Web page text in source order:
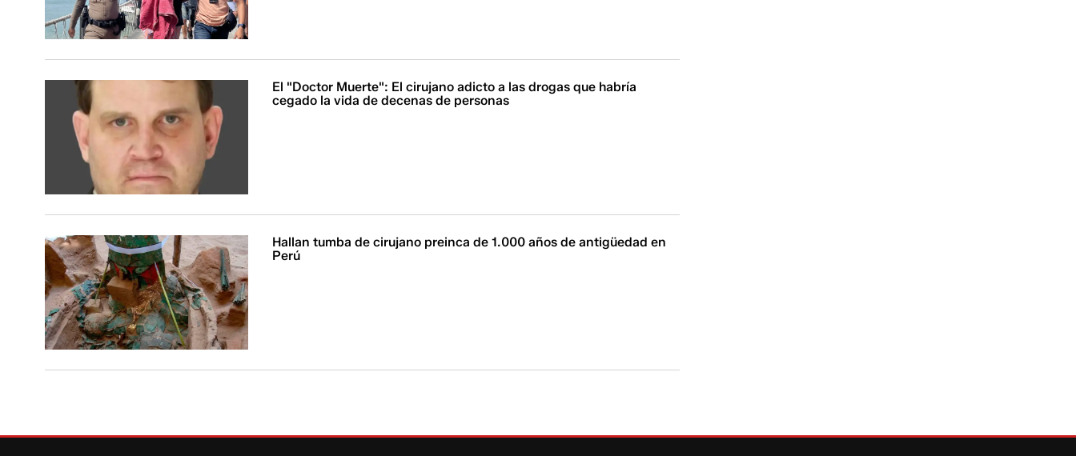
El "Doctor Muerte": El cirujano adicto a las drogas que habría
cegado la vida de decenas de personas
Hallan tumba de cirujano preinca de 1.000 años de antigüedad en
Perú